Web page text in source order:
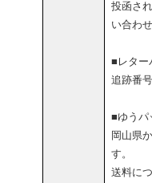
投函さ
い合わ
■レター
追跡番
■ゆうパ
岡山県
す。
送料に